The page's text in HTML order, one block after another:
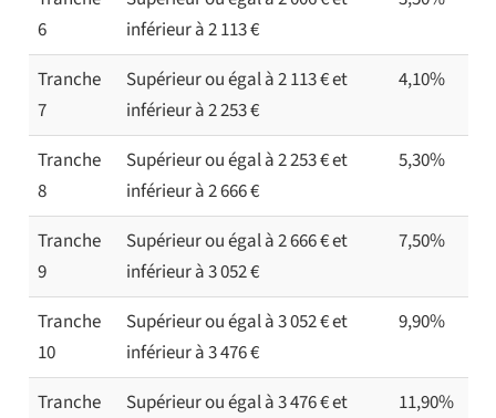
6
inférieur à 2 113 €
Tranche
7
Supérieur ou égal à 2 113 € et
inférieur à 2 253 €
4,10%
Tranche
8
Supérieur ou égal à 2 253 € et
inférieur à 2 666 €
5,30%
Tranche
9
Supérieur ou égal à 2 666 € et
inférieur à 3 052 €
7,50%
Tranche
10
Supérieur ou égal à 3 052 € et
inférieur à 3 476 €
9,90%
Tranche
Supérieur ou égal à 3 476 € et
11,90%